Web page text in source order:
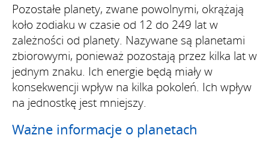
Pozostałe planety, zwane powolnymi, okrążają
koło zodiaku w czasie od 12 do 249 lat w
zależności od planety. Nazywane są planetami
zbiorowymi, ponieważ pozostają przez kilka lat w
jednym znaku. Ich energie będą miały w
konsekwencji wpływ na kilka pokoleń. Ich wpływ
na jednostkę jest mniejszy.
Ważne informacje o planetach